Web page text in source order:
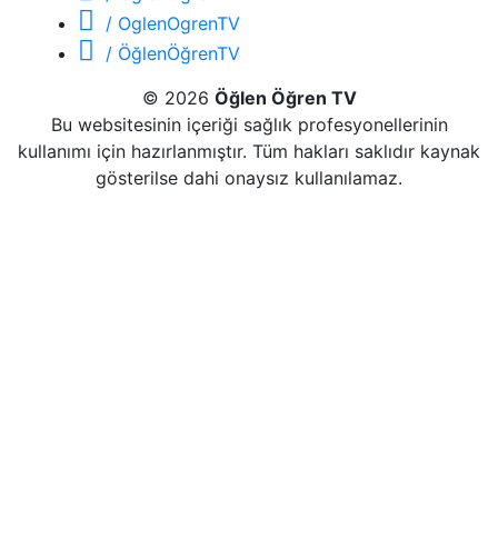
/ OglenOgrenTV
/ ÖğlenÖğrenTV
© 2026 Öğlen Öğren TV
Bu websitesinin içeriği sağlık profesyonellerinin
kullanımı için hazırlanmıştır. Tüm hakları saklıdır kaynak
gösterilse dahi onaysız kullanılamaz.